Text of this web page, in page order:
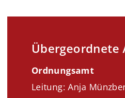
Übergeordnete
Ordnungsamt
Leitung: Anja